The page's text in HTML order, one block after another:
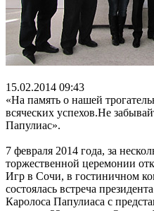
15.02.2014 09:43
«На память о нашей
всяческих успехов.Не
Папулиас».
7 февраля 2014 года, за
торжественной церемонии
Игр в Сочи, в гостиничном
состоялась встреча
Каролоса Папулиаса с